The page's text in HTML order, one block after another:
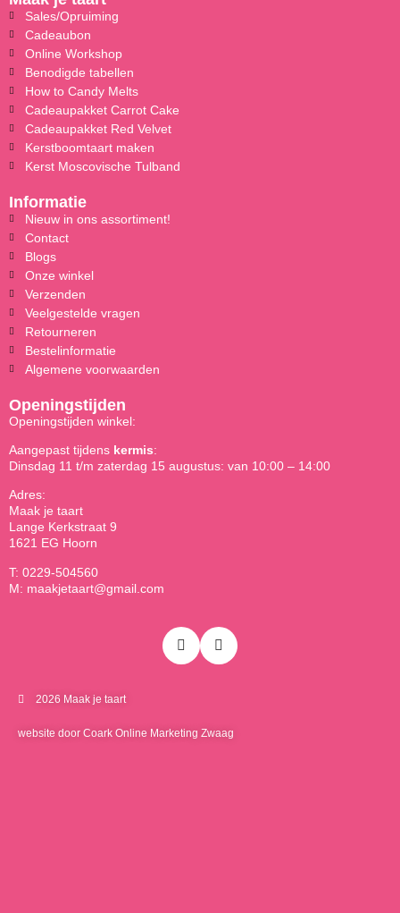
Sales/Opruiming
Cadeaubon
Online Workshop
Benodigde tabellen
How to Candy Melts
Cadeaupakket Carrot Cake
Cadeaupakket Red Velvet
Kerstboomtaart maken
Kerst Moscovische Tulband
Informatie
Nieuw in ons assortiment!
Contact
Blogs
Onze winkel
Verzenden
Veelgestelde vragen
Retourneren
Bestelinformatie
Algemene voorwaarden
Openingstijden
Openingstijden winkel:
Aangepast tijdens kermis:
Dinsdag 11 t/m zaterdag 15 augustus: van 10:00 – 14:00
Adres:
Maak je taart
Lange Kerkstraat 9
1621 EG Hoorn
T: 0229-504560
M: maakjetaart@gmail.com
2026 Maak je taart
website door Coark Online Marketing Zwaag